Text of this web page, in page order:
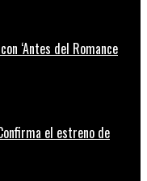
‘Antes del Romance
el estreno de